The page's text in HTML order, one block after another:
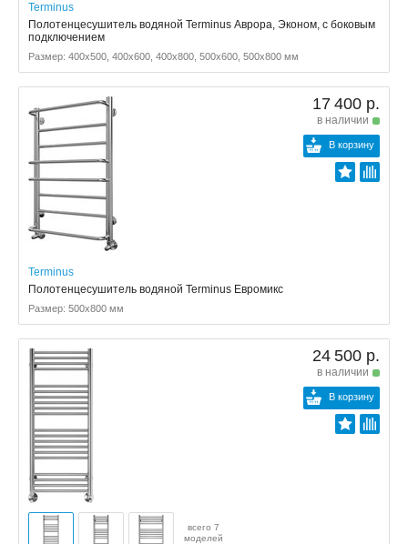
Terminus
Полотенцесушитель водяной Terminus Аврора, Эконом, с боковым
подключением
Размер: 400x500, 400x600, 400x800, 500x600, 500x800 мм
17 400 р.
в наличии
В корзину
Terminus
Полотенцесушитель водяной Terminus Евромикс
Размер: 500x800 мм
24 500 р.
в наличии
В корзину
всего 7
моделей